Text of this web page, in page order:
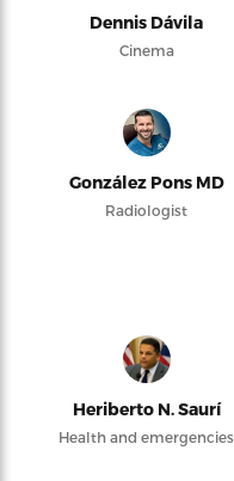
Dennis Dávila
Cinema
González Pons MD
Radiologist
Heriberto N. Saurí
Health and emergencies